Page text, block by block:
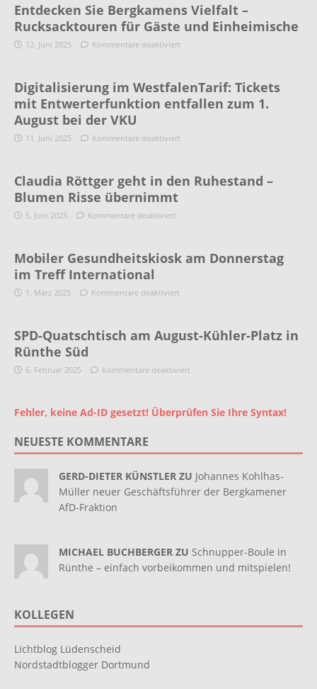
Entdecken Sie Bergkamens Vielfalt –
Rucksacktouren für Gäste und Einheimische
12. Juni 2025 Kommentare deaktiviert
Digitalisierung im WestfalenTarif: Tickets
mit Entwerterfunktion entfallen zum 1.
August bei der VKU
11. Juni 2025 Kommentare deaktiviert
Claudia Röttger geht in den Ruhestand –
Blumen Risse übernimmt
5. Juni 2025 Kommentare deaktiviert
Mobiler Gesundheitskiosk am Donnerstag
im Treff International
1. März 2025 Kommentare deaktiviert
SPD-Quatschtisch am August-Kühler-Platz in
Rünthe Süd
6. Februar 2025 Kommentare deaktiviert
Fehler, keine Ad-ID gesetzt! Überprüfen Sie Ihre Syntax!
NEUESTE KOMMENTARE
GERD-DIETER KÜNSTLER ZU Johannes Kohlhas-
Müller neuer Geschäftsführer der Bergkamener
AfD-Fraktion
MICHAEL BUCHBERGER ZU Schnupper-Boule in
Rünthe – einfach vorbeikommen und mitspielen!
KOLLEGEN
Lichtblog Lüdenscheid
Nordstadtblogger Dortmund